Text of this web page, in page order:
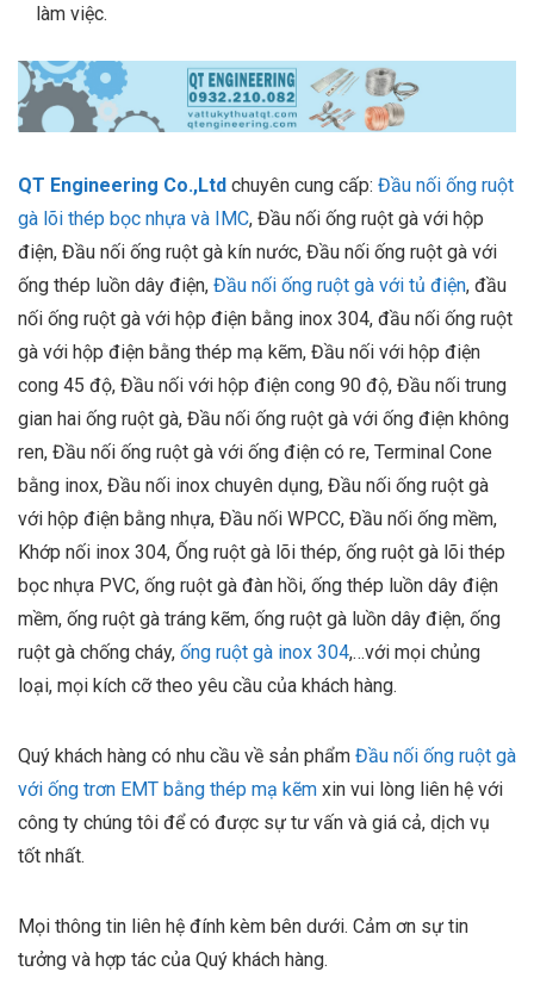
làm việc.
QT Engineering Co.,Ltd chuyên cung cấp: Đầu nối ống ruột
gà lõi thép bọc nhựa và IMC, Đầu nối ống ruột gà với hộp
điện, Đầu nối ống ruột gà kín nước, Đầu nối ống ruột gà với
ống thép luồn dây điện, Đầu nối ống ruột gà với tủ điện, đầu
nối ống ruột gà với hộp điện bằng inox 304, đầu nối ống ruột
gà với hộp điện bằng thép mạ kẽm, Đầu nối với hộp điện
cong 45 độ, Đầu nối với hộp điện cong 90 độ, Đầu nối trung
gian hai ống ruột gà, Đầu nối ống ruột gà với ống điện không
ren, Đầu nối ống ruột gà với ống điện có re, Terminal Cone
bằng inox, Đầu nối inox chuyên dụng, Đầu nối ống ruột gà
với hộp điện bằng nhựa, Đầu nối WPCC, Đầu nối ống mềm,
Khớp nối inox 304, Ống ruột gà lõi thép, ống ruột gà lõi thép
bọc nhựa PVC, ống ruột gà đàn hồi, ống thép luồn dây điện
mềm, ống ruột gà tráng kẽm, ống ruột gà luồn dây điện, ống
ruột gà chống cháy, ống ruột gà inox 304,…với mọi chủng
loại, mọi kích cỡ theo yêu cầu của khách hàng.
Quý khách hàng có nhu cầu về sản phẩm Đầu nối ống ruột gà
với ống trơn EMT bằng thép mạ kẽm xin vui lòng liên hệ với
công ty chúng tôi để có được sự tư vấn và giá cả, dịch vụ
tốt nhất.
Mọi thông tin liên hệ đính kèm bên dưới. Cảm ơn sự tin
tưởng và hợp tác của Quý khách hàng.